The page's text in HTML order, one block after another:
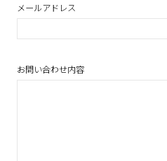
メールアドレス
お問い合わせ内容